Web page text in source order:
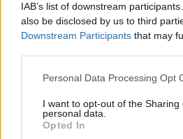
IAB’s list of downstream
also be disclosed by us to third
Downstream Participants that may
Personal Data Processing Opt
I want to opt-out of the Sharing
personal data.
Opted In